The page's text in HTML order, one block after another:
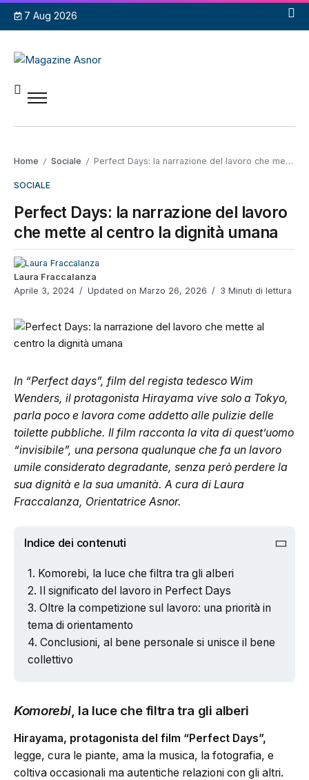
7 Aug 2026
Home / Sociale / Perfect Days: la narrazione del lavoro che mette al centro la dignità umana
SOCIALE
Perfect Days: la narrazione del lavoro
che mette al centro la dignità umana
Laura Fraccalanza
Aprile 3, 2024
Updated on Marzo 26, 2026 3 Minuti di lettura
In “Perfect days”, film del regista tedesco Wim
Wenders, il protagonista Hirayama vive solo a Tokyo,
parla poco e lavora come addetto alle pulizie delle
toilette pubbliche. Il film racconta la vita di quest’uomo
“invisibile”, una persona qualunque che fa un lavoro
umile considerato degradante, senza però perdere la
sua dignità e la sua umanità. A cura di Laura
Fraccalanza, Orientatrice Asnor.
Indice dei contenuti
Komorebi, la luce che filtra tra gli alberi
Il significato del lavoro in Perfect Days
Oltre la competizione sul lavoro: una priorità in
tema di orientamento
Conclusioni, al bene personale si unisce il bene
collettivo
Komorebi, la luce che filtra tra gli alberi
Hirayama, protagonista del film “Perfect Days”,
legge, cura le piante, ama la musica, la fotografia, e
coltiva occasionali ma autentiche relazioni con gli altri.